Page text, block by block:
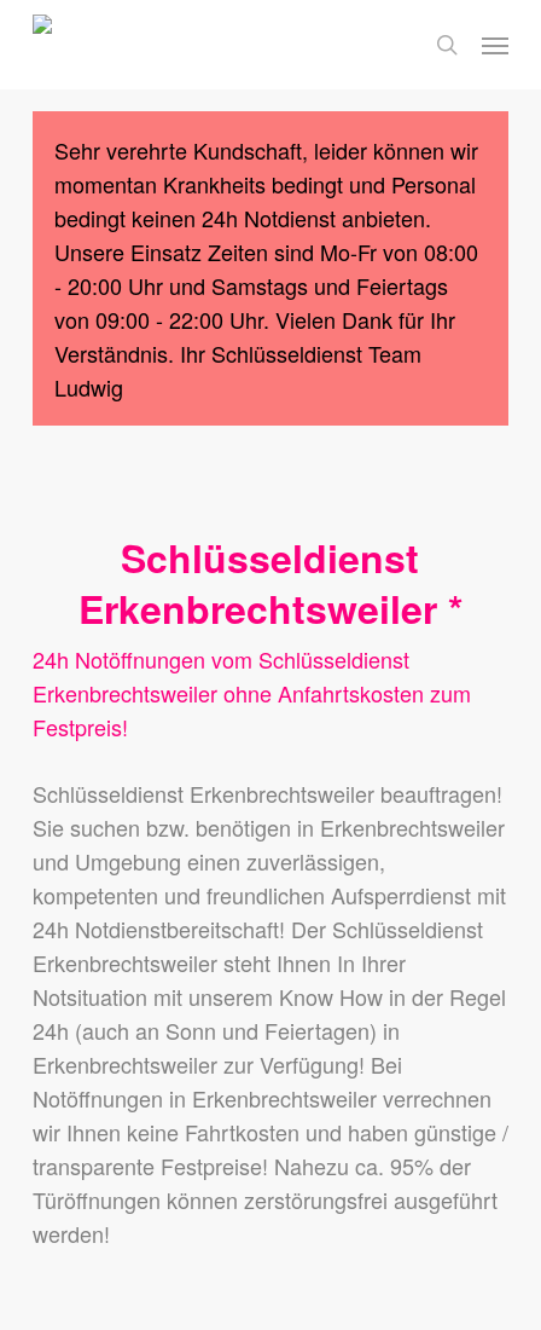
Skip
content
search
Menu
Sehr verehrte Kundschaft, leider können wir
momentan Krankheits bedingt und Personal
bedingt keinen 24h Notdienst anbieten.
Unsere Einsatz Zeiten sind Mo-Fr von 08:00
- 20:00 Uhr und Samstags und Feiertags
von 09:00 - 22:00 Uhr. Vielen Dank für Ihr
Verständnis. Ihr Schlüsseldienst Team
Ludwig
Schlüsseldienst
Erkenbrechtsweiler *
24h Notöffnungen vom Schlüsseldienst
Erkenbrechtsweiler ohne Anfahrtskosten zum
Festpreis!
Schlüsseldienst Erkenbrechtsweiler beauftragen!
Sie suchen bzw. benötigen in Erkenbrechtsweiler
und Umgebung einen zuverlässigen,
kompetenten und freundlichen Aufsperrdienst mit
24h Notdienstbereitschaft! Der Schlüsseldienst
Erkenbrechtsweiler steht Ihnen In Ihrer
Notsituation mit unserem Know How in der Regel
24h (auch an Sonn und Feiertagen) in
Erkenbrechtsweiler zur Verfügung! Bei
Notöffnungen in Erkenbrechtsweiler verrechnen
wir Ihnen keine Fahrtkosten und haben günstige /
transparente Festpreise! Nahezu ca. 95% der
Türöffnungen können zerstörungsfrei ausgeführt
werden!